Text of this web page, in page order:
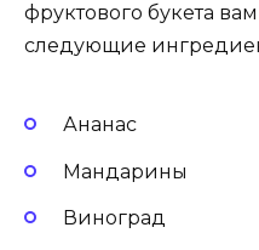
фруктового букета
следующие
Ананас
Мандарины
Виноград